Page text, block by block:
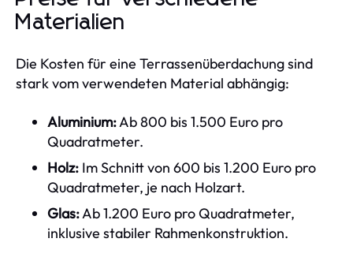
Materialien
Die Kosten für eine Terrassenüberdachung sind
stark vom verwendeten Material abhängig:
Aluminium:Ab 800 bis 1.500 Euro pro
Quadratmeter.
Holz: Im Schnitt von 600 bis 1.200 Euro pro
Quadratmeter, je nach Holzart.
Glas:Ab 1.200 Euro pro Quadratmeter,
inklusive stabiler Rahmenkonstruktion.